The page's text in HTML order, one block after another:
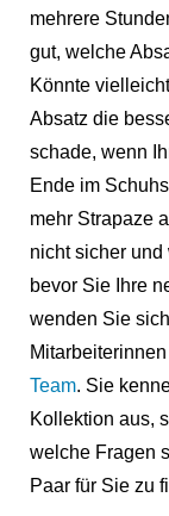
mehrere
gut, welche
Könnte
Absatz die
schade, wenn
Ende im
mehr Strapaze
nicht sicher
bevor Sie Ihre
wenden Sie
Team. Sie
Kollektion aus,
welche Fragen
Paar für Sie zu